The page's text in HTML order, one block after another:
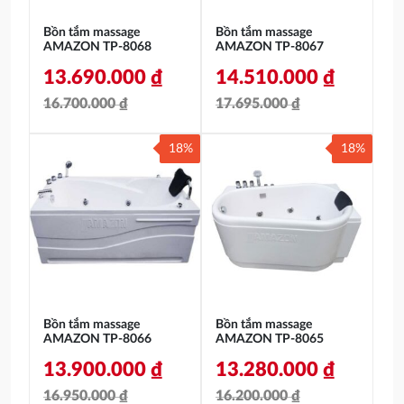
Bồn tắm massage
AMAZON TP-8068
16.700.000₫
gốc
là:
16.700.000 ₫.
13.690.000 ₫
hiện
tại
là:
13.690.000 ₫.
Bồn tắm massage
AMAZON TP-8067
17.695.000₫
là:
17.695.000 ₫.
14.510.000 ₫
tại
là:
14.510.000 ₫.
Bồn tắm massage
AMAZON TP-8066
16.950.000₫
13.900.000 ₫
18%
Bồn tắm massage
AMAZON TP-8065
16.200.000₫
13.280.000 ₫
18%